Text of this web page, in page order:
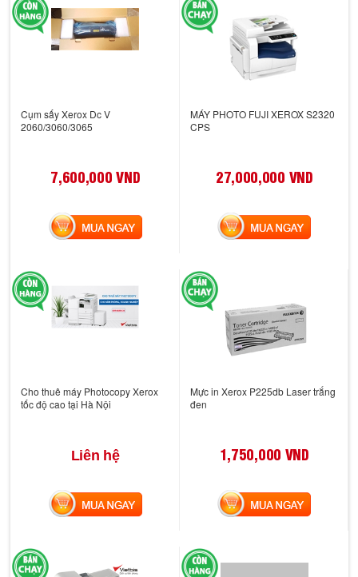
Cụm sấy Xerox Dc V
2060/3060/3065
7,600,000 VND
MUA NGAY
MÁY PHOTO FUJI XEROX S2320
CPS
27,000,000 VND
MUA NGAY
Cho thuê máy Photocopy Xerox
tốc độ cao tại Hà Nội
Liên hệ
MUA NGAY
Mực in Xerox P225db Laser trắng
đen
1,750,000 VND
MUA NGAY